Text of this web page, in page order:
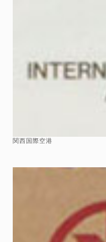
関西国際空港